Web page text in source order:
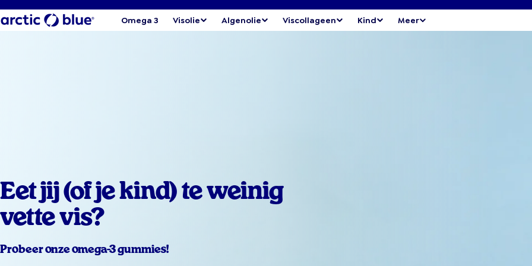
Omega 3 Visolie Algenolie Viscollageen Kind Meer
Eet jij (of je kind) te weinig
vette vis?
Probeer onze omega-3 gummies!